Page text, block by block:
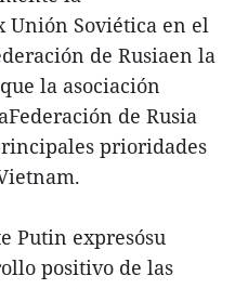
Unión Soviética en el
de Rusiaen la
la asociación
de Rusia
prioridades
Putin expresósu
positivo de las